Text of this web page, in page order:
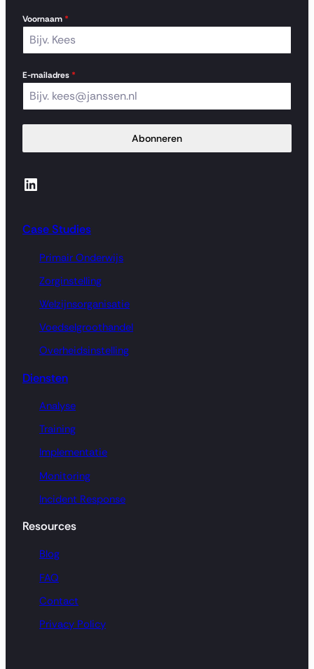
Voornaam *
E-mailadres *
Abonneren
LinkedIn
Case Studies
Primair Onderwijs
Zorginstelling
Welzijnsorganisatie
Voedselgroothandel
Overheidsinstelling
Diensten
Analyse
Training
Implementatie
Monitoring
Incident Response
Resources
Blog
FAQ
Contact
Privacy Policy